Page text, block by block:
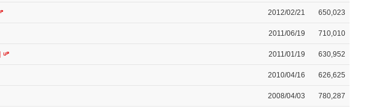
2012/02/21 650,023
2011/06/19 710,010
2011/01/19 630,952
2010/04/16 626,625
2008/04/03 780,287